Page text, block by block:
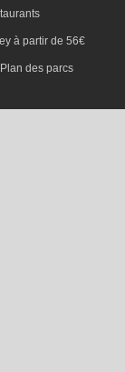
à partir de 56€
Plan des parcs